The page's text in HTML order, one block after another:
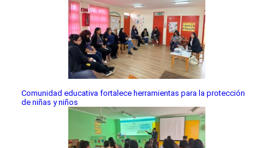
Comunidad educativa fortalece herramientas para la protección
de niñas y niños